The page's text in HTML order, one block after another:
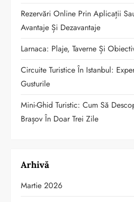
Rezervări Online Prin Aplicații
Avantaje Și Dezavantaje
Larnaca: Plaje, Taverne Și
Circuite Turistice În Istanbul:
Gusturile
Mini-Ghid Turistic: Cum Să
Brașov În Doar Trei Zile
Arhivă
Martie 2026